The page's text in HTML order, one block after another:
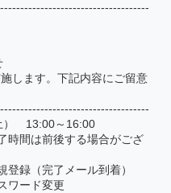
します。下記内容にご留意
） 13:00～16:00
時間は前後する場合がござ
録（完了メール到着）
ワード変更